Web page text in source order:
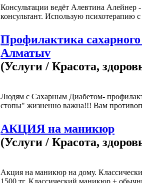
Консультации ведёт Алевтина Алейнер -
консультант. Использую психотерапию
Профилактика сахарного
Алматыv
(Услуги / Красота,
Людям с Сахарным Диабетом-
стопы" жизненно важна!!! Вам
АКЦИЯ на маникюр
(Услуги / Красота,
Акция на маникюр на дому.
1500 тг. Классический маникюр +